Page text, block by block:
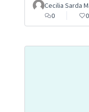
Cecilia Sarda
0
0